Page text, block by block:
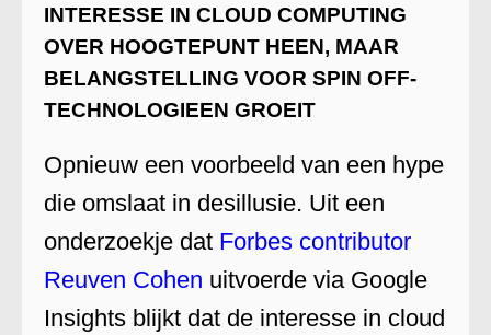
INTERESSE IN CLOUD COMPUTING
OVER HOOGTEPUNT HEEN, MAAR
BELANGSTELLING VOOR SPIN OFF-
TECHNOLOGIEEN GROEIT
Opnieuw een voorbeeld van een hype
die omslaat in desillusie. Uit een
onderzoekje dat Forbes contributor
Reuven Cohen uitvoerde via Google
Insights blijkt dat de interesse in cloud